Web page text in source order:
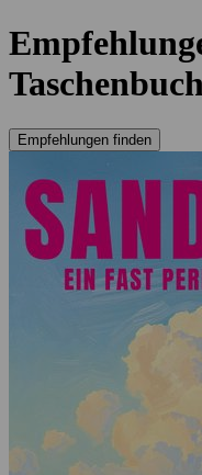
Empfehlungen finden